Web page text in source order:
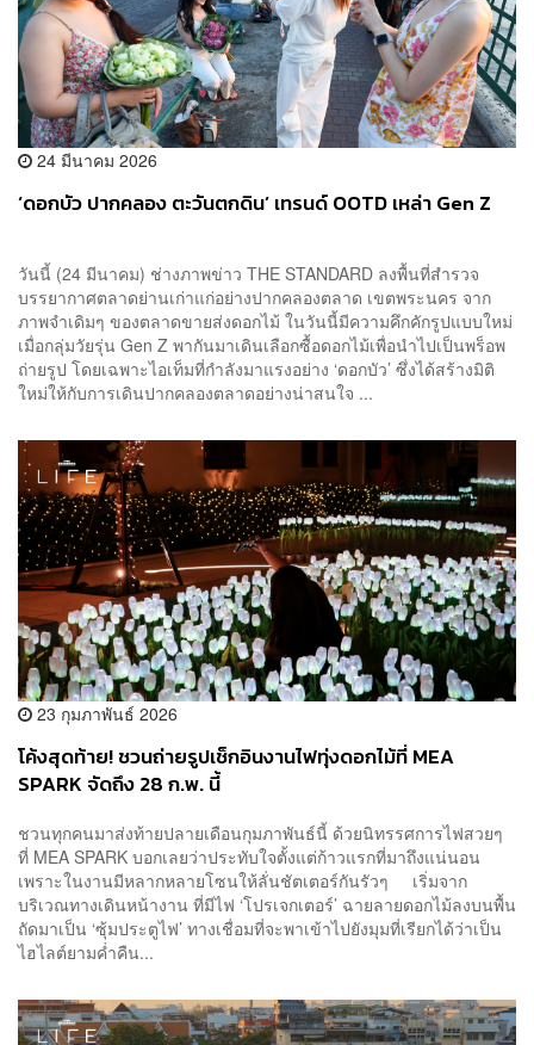
24 มีนาคม 2026
‘ดอกบัว ปากคลอง ตะวันตกดิน’ เทรนด์ OOTD เหล่า Gen Z
วันนี้ (24 มีนาคม) ช่างภาพข่าว THE STANDARD ลงพื้นที่สำรวจ
บรรยากาศตลาดย่านเก่าแก่อย่างปากคลองตลาด เขตพระนคร จาก
ภาพจำเดิมๆ ของตลาดขายส่งดอกไม้ ในวันนี้มีความคึกคักรูปแบบใหม่
เมื่อกลุ่มวัยรุ่น Gen Z พากันมาเดินเลือกซื้อดอกไม้เพื่อนำไปเป็นพร็อพ
ถ่ายรูป โดยเฉพาะไอเท็มที่กำลังมาแรงอย่าง ‘ดอกบัว’ ซึ่งได้สร้างมิติ
ใหม่ให้กับการเดินปากคลองตลาดอย่างน่าสนใจ ...
23 กุมภาพันธ์ 2026
โค้งสุดท้าย! ชวนถ่ายรูปเช็กอินงานไฟทุ่งดอกไม้ที่ MEA
SPARK จัดถึง 28 ก.พ. นี้
ชวนทุกคนมาส่งท้ายปลายเดือนกุมภาพันธ์นี้ ด้วยนิทรรศการไฟสวยๆ
ที่ MEA SPARK บอกเลยว่าประทับใจตั้งแต่ก้าวแรกที่มาถึงแน่นอน
เพราะในงานมีหลากหลายโซนให้ลั่นชัตเตอร์กันรัวๆ เริ่มจาก
บริเวณทางเดินหน้างาน ที่มีไฟ ‘โปรเจกเตอร์’ ฉายลายดอกไม้ลงบนพื้น
ถัดมาเป็น ‘ซุ้มประตูไฟ’ ทางเชื่อมที่จะพาเข้าไปยังมุมที่เรียกได้ว่าเป็น
ไฮไลต์ยามค่ำคืน...